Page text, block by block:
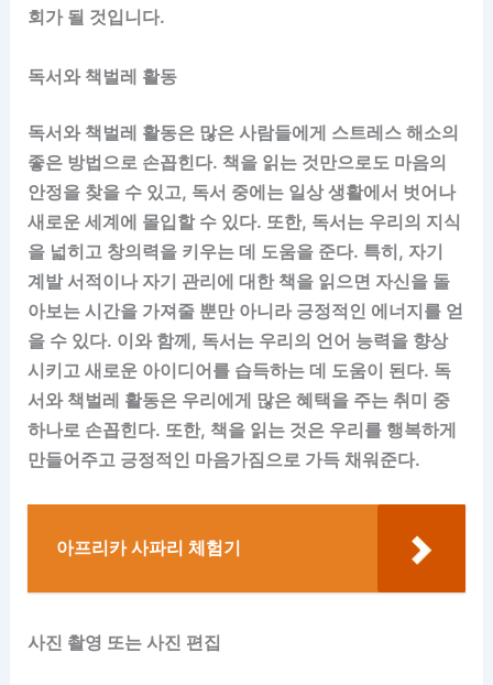
회가 될 것입니다.
독서와 책벌레 활동
독서와 책벌레 활동은 많은 사람들에게 스트레스 해소의
좋은 방법으로 손꼽힌다. 책을 읽는 것만으로도 마음의
안정을 찾을 수 있고, 독서 중에는 일상 생활에서 벗어나
새로운 세계에 몰입할 수 있다. 또한, 독서는 우리의 지식
을 넓히고 창의력을 키우는 데 도움을 준다. 특히, 자기
계발 서적이나 자기 관리에 대한 책을 읽으면 자신을 돌
아보는 시간을 가져줄 뿐만 아니라 긍정적인 에너지를 얻
을 수 있다. 이와 함께, 독서는 우리의 언어 능력을 향상
시키고 새로운 아이디어를 습득하는 데 도움이 된다. 독
서와 책벌레 활동은 우리에게 많은 혜택을 주는 취미 중
하나로 손꼽힌다. 또한, 책을 읽는 것은 우리를 행복하게
만들어주고 긍정적인 마음가짐으로 가득 채워준다.
아프리카 사파리 체험기
사진 촬영 또는 사진 편집